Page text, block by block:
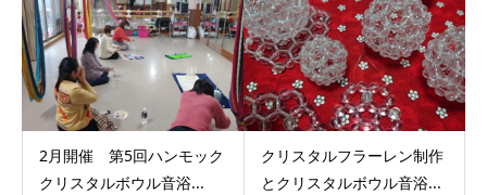
2月開催 第5回ハンモック
クリスタルボウル音浴...
クリスタルフラーレン制作
とクリスタルボウル音浴...